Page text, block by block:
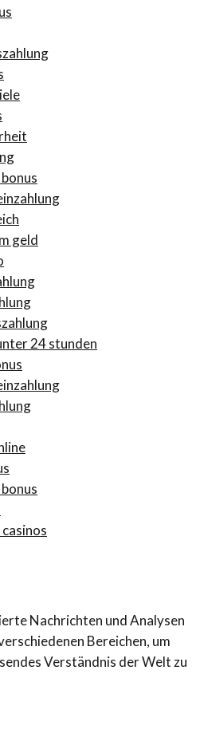
geld
24 stunden
Nachrichten und Analysen
Bereichen, um
Verständnis der Welt zu